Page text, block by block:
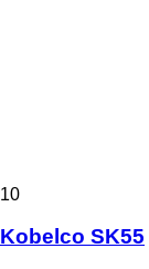
10
Kobelco SK55